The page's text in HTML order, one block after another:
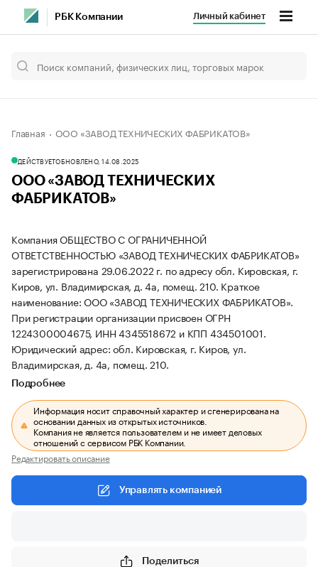
РБК Компании Личный кабинет
Главная ООО «ЗАВОД ТЕХНИЧЕСКИХ ФАБРИКАТОВ»
ДЕЙСТВУЕТОБНОВЛЕНО, 14.08.2025
ООО «ЗАВОД ТЕХНИЧЕСКИХ
ФАБРИКАТОВ»
Компания ОБЩЕСТВО С ОГРАНИЧЕННОЙ
ОТВЕТСТВЕННОСТЬЮ «ЗАВОД ТЕХНИЧЕСКИХ ФАБРИКАТОВ»
зарегистрирована 29.06.2022 г. по адресу обл. Кировская, г.
Киров, ул. Владимирская, д. 4а, помещ. 210. Краткое
наименование: ООО «ЗАВОД ТЕХНИЧЕСКИХ ФАБРИКАТОВ».
При регистрации организации присвоен ОГРН
1224300004675, ИНН 4345518672 и КПП 434501001.
Юридический адрес: обл. Кировская, г. Киров, ул.
Владимирская, д. 4а, помещ. 210.
Подробнее
Информация носит справочный характер и сгенерирована на
основании данных из открытых источников.
Компания не является пользователем и не имеет деловых
отношений с сервисом РБК Компании.
Редактировать описание
Управлять компанией
Поделиться